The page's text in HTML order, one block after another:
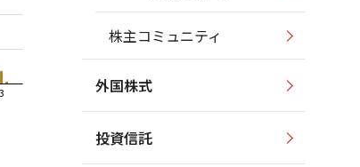
株主コミュニティ
外国株式
投資信託